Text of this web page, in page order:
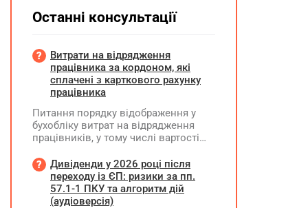
Останні консультації
Витрати на відрядження
працівника за кордоном, які
сплачені з карткового рахунку
працівника
Питання порядку відображення у
бухобліку витрат на відрядження
працівників, у тому числі вартості
карткового рахунку працівника та
підтвердження таких операцій
первинними документами, належать
до компетенції Мінфіну
Дивіденди у 2026 році після
переходу із ЄП: ризики за пп.
57.1-1 ПКУ та алгоритм дій
(аудіоверсія)